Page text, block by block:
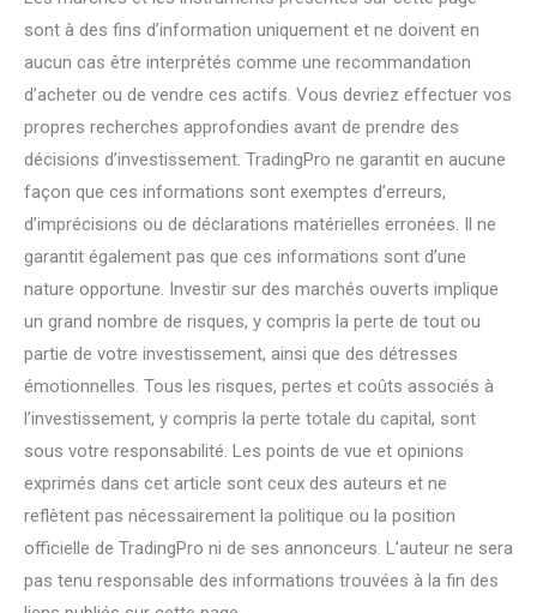
sont à des fins d’information uniquement et ne doivent en
aucun cas être interprétés comme une recommandation
d’acheter ou de vendre ces actifs. Vous devriez effectuer vos
propres recherches approfondies avant de prendre des
décisions d’investissement. TradingPro ne garantit en aucune
façon que ces informations sont exemptes d’erreurs,
d’imprécisions ou de déclarations matérielles erronées. Il ne
garantit également pas que ces informations sont d’une
nature opportune. Investir sur des marchés ouverts implique
un grand nombre de risques, y compris la perte de tout ou
partie de votre investissement, ainsi que des détresses
émotionnelles. Tous les risques, pertes et coûts associés à
l’investissement, y compris la perte totale du capital, sont
sous votre responsabilité. Les points de vue et opinions
exprimés dans cet article sont ceux des auteurs et ne
reflètent pas nécessairement la politique ou la position
officielle de TradingPro ni de ses annonceurs. L’auteur ne sera
pas tenu responsable des informations trouvées à la fin des